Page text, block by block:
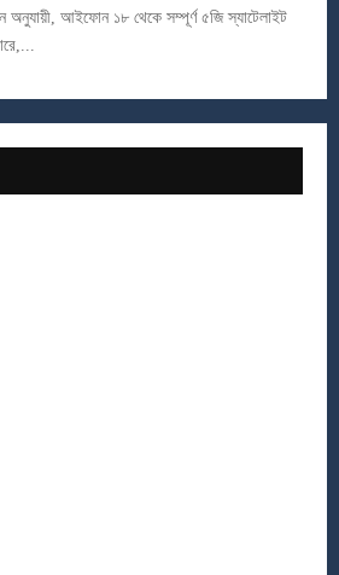
অনুযায়ী, আইফোন ১৮ থেকে সম্পূর্ণ ৫জি স্যাটেলাইট